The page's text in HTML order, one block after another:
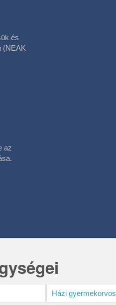
és
(NEAK
az
Házi gyermekorvos